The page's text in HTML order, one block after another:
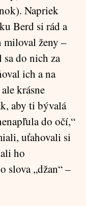
Napriek
Berd si rád a
ženy –
sa do nich za
ich a na
krásne
aby ti bývalá
do očí,“
uťahovali si
ho
slova „džan“ –